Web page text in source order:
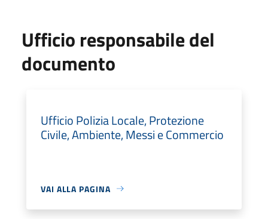
Ufficio responsabile del
documento
Ufficio Polizia Locale, Protezione
Civile, Ambiente, Messi e Commercio
VAI ALLA PAGINA